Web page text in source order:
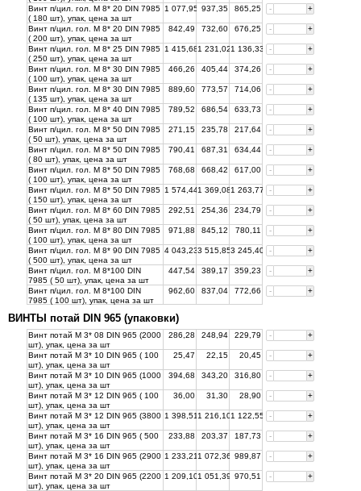
Винт п/цил. гол. М 8* 20 DIN 7985
( 180 шт), упак, цена за шт
1 077,95 937,35 865,25 - +
Винт п/цил. гол. М 8* 20 DIN 7985
( 200 шт), упак, цена за шт
842,49 732,60 676,25 - +
Винт п/цил. гол. М 8* 25 DIN 7985
( 250 шт), упак, цена за шт
1 415,681 231,021 136,33 - +
Винт п/цил. гол. М 8* 30 DIN 7985
( 100 шт), упак, цена за шт
466,26 405,44 374,26 - +
Винт п/цил. гол. М 8* 30 DIN 7985
( 135 шт), упак, цена за шт
889,60 773,57 714,06 - +
Винт п/цил. гол. М 8* 40 DIN 7985
( 100 шт), упак, цена за шт
789,52 686,54 633,73 - +
Винт п/цил. гол. М 8* 50 DIN 7985
( 50 шт), упак, цена за шт
271,15 235,78 217,64 - +
Винт п/цил. гол. М 8* 50 DIN 7985
( 80 шт), упак, цена за шт
790,41 687,31 634,44 - +
Винт п/цил. гол. М 8* 50 DIN 7985
( 100 шт), упак, цена за шт
768,68 668,42 617,00 - +
Винт п/цил. гол. М 8* 50 DIN 7985
( 150 шт), упак, цена за шт
1 574,441 369,081 263,77 - +
Винт п/цил. гол. М 8* 60 DIN 7985
( 50 шт), упак, цена за шт
292,51 254,36 234,79 - +
Винт п/цил. гол. М 8* 80 DIN 7985
( 100 шт), упак, цена за шт
971,88 845,12 780,11 - +
Винт п/цил. гол. М 8* 90 DIN 7985
( 500 шт), упак, цена за шт
4 043,233 515,853 245,40 - +
Винт п/цил. гол. М 8*100 DIN
7985 ( 50 шт), упак, цена за шт
447,54 389,17 359,23 - +
Винт п/цил. гол. М 8*100 DIN
7985 ( 100 шт), упак, цена за шт
962,60 837,04 772,66 - +
ВИНТЫ потай DIN 965 (упаковки)
Винт потай М 3* 08 DIN 965 (2000
шт), упак, цена за шт
286,28 248,94 229,79 - +
Винт потай М 3* 10 DIN 965 ( 100
шт), упак, цена за шт
25,47 22,15 20,45 - +
Винт потай М 3* 10 DIN 965 (1000
шт), упак, цена за шт
394,68 343,20 316,80 - +
Винт потай М 3* 12 DIN 965 ( 100
шт), упак, цена за шт
36,00 31,30 28,90 - +
Винт потай М 3* 12 DIN 965 (3800
шт), упак, цена за шт
1 398,511 216,101 122,55 - +
Винт потай М 3* 16 DIN 965 ( 500
шт), упак, цена за шт
233,88 203,37 187,73 - +
Винт потай М 3* 16 DIN 965 (2900
шт), упак, цена за шт
1 233,211 072,36 989,87 - +
Винт потай М 3* 20 DIN 965 (2200
шт), упак, цена за шт
1 209,101 051,39 970,51 - +